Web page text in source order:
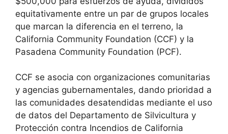
equitativamente entre un par de grupos locales
que marcan la diferencia en el terreno, la
California Community Foundation (CCF) y la
Pasadena Community Foundation (PCF).
CCF se asocia con organizaciones comunitarias
y agencias gubernamentales, dando prioridad a
las comunidades desatendidas mediante el uso
de datos del Departamento de Silvicultura y
Protección contra Incendios de California